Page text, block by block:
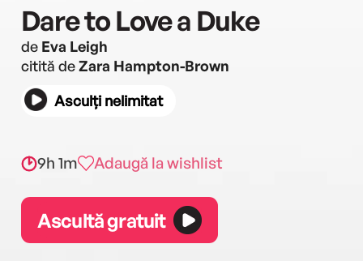
Dare to Love a Duke
de Eva Leigh
citită deZara Hampton-Brown
Asculți nelimitat
9h 1m Adaugă la wishlist
Ascultă gratuit